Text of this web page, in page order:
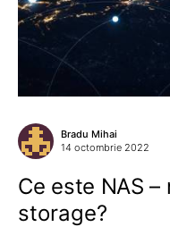
Bradu Mihai
14 octombrie 2022
Ce este NAS
storage?